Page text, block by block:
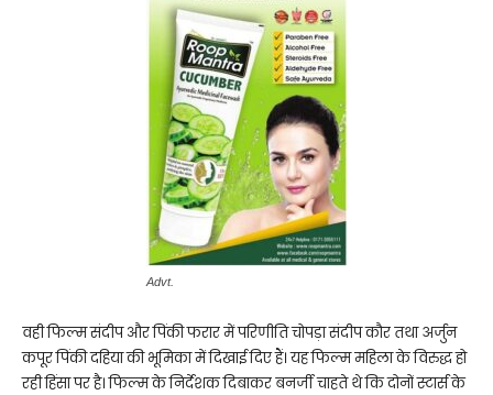
Advt.
वही फिल्म संदीप और पिंकी फरार में परिणीति चोपड़ा संदीप कौर तथा अर्जुन
कपूर पिंकी दहिया की भूमिका में दिखाई दिए हैं। यह फिल्म महिला के विरुद्ध हो
रही हिंसा पर है। फिल्म के निर्देशक दिबाकर बनर्जी चाहते थे कि दोनों स्टार्स के